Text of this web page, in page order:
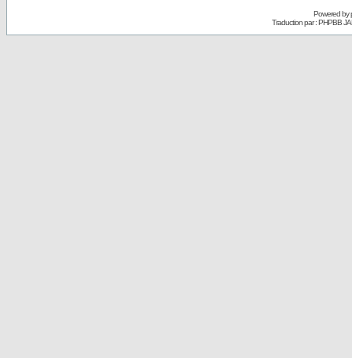
Powered by
Traduction par : PHPBB